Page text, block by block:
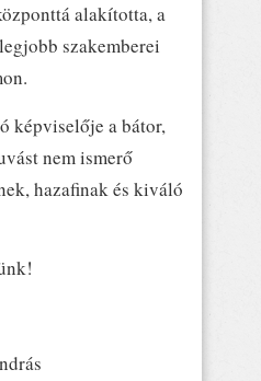
alakította, a
szakemberei
képviselője a bátor,
nem ismerő
hazafinak és kiváló